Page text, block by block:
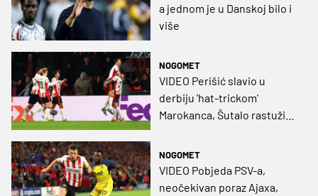
a jednom je u Danskoj bilo i
više
NOGOMET
VIDEO Perišić slavio u
derbiju 'hat-trickom'
Marokanca, Šutalo rastužio
NOGOMET
VIDEO Pobjeda PSV-a,
neočekivan poraz Ajaxa,